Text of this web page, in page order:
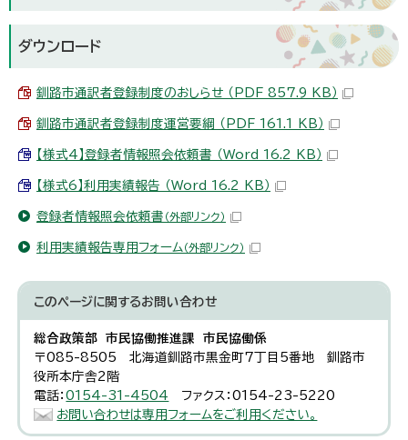
ダウンロード
釧路市通訳者登録制度のおしらせ （PDF 857.9 KB）
釧路市通訳者登録制度運営要綱 （PDF 161.1 KB）
【様式4】登録者情報照会依頼書 （Word 16.2 KB）
【様式6】利用実績報告 （Word 16.2 KB）
登録者情報照会依頼書 （外部リンク）
利用実績報告専用フォーム（外部リンク）
このページに関するお問い合わせ
総合政策部 市民協働推進課 市民協働係
〒085-8505 北海道釧路市黒金町7丁目5番地 釧路市
役所本庁舎2階
電話：0154-31-4504
ファクス：0154-23-5220
お問い合わせは専用フォームをご利用ください。